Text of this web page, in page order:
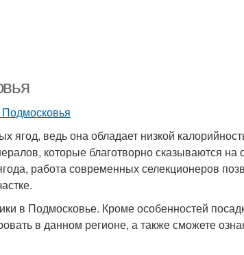
ягод, ведь она обладает низкой
которые благотворно сказываются
работа современных селекционеров
в Подмосковье. Кроме особенностей
в данном регионе, а также сможете